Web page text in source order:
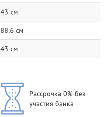
43 см
88.6 см
43 см
Рассрочка 0% без
участия банка